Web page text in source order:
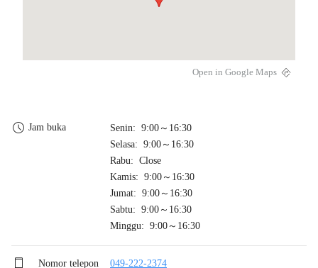
Open in Google Maps
Jam buka
Senin: 9:00～16:30
Selasa: 9:00～16:30
Rabu: Close
Kamis: 9:00～16:30
Jumat: 9:00～16:30
Sabtu: 9:00～16:30
Minggu: 9:00～16:30
Nomor telepon 049-222-2374